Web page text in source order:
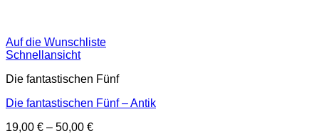
Auf die Wunschliste
Schnellansicht
Die fantastischen Fünf
Die fantastischen Fünf – Antik
19,00 € – 50,00 €